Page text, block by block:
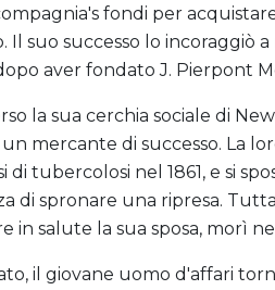
fondi per
Il suo successo lo incoraggiò
aver fondato J. Pierpont
la sua cerchia sociale di
mercante di successo. La
di tubercolosi nel 1861, e si
di spronare una ripresa.
in salute la sua sposa, morì
il giovane uomo d'affari